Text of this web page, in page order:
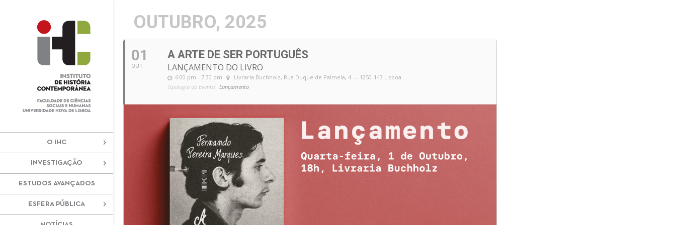
O IHC
INVESTIGAÇÃO
ESTUDOS AVANÇADOS
ESFERA PÚBLICA
OUTUBRO, 2025
01
OUT
A ARTE DE SER PORTUGUÊS
LANÇAMENTO DO LIVRO
6:00 pm - 7:30 pm Livraria Buchholz, Rua Duque de Palmela, 4 — 1250-143 Lisboa
Tipologia do Evento: Lançamento